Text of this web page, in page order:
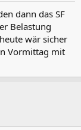
dann das SF
Belastung
wär sicher
Vormittag mit